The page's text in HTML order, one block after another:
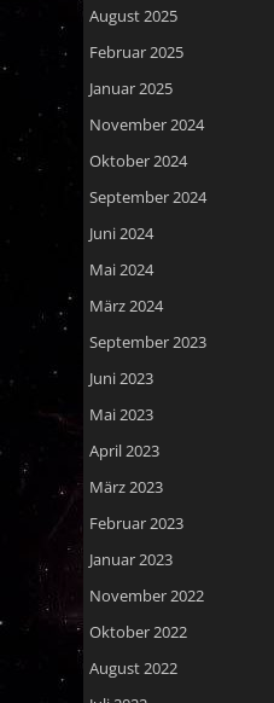
August 2025
Februar 2025
Januar 2025
November 2024
Oktober 2024
September 2024
Juni 2024
Mai 2024
März 2024
September 2023
Juni 2023
Mai 2023
April 2023
März 2023
Februar 2023
Januar 2023
November 2022
Oktober 2022
August 2022